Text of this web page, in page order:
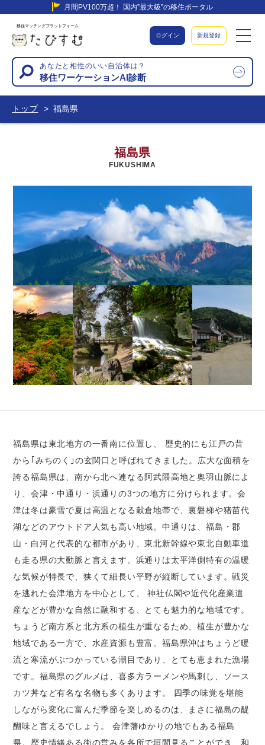
月間PV100万超！ 国内”最大級”の移住ポータル
移住マッチングプラットフォーム
ログイン 新規登録
あなたと相性のいい自治体は？
移住ワーケーションAI診断
トップ 福島県
福島県
FUKUSHIMA
福島県は東北地方の一番南に位置し、 歴史的にも江戸の昔
から｢みちのく｣の玄関口と呼ばれてきました。広大な面積を
誇る福島県は、南から北へ連なる阿武隈高地と奥羽山脈によ
り、会津・中通り・浜通りの3つの地方に分けられます。会
津は冬は豪雪で夏は高温となる穀倉地帯で、裏磐梯や猪苗代
湖などのアウトドア人気も高い地域。中通りは、福島・郡
山・白河と代表的な都市があり、東北新幹線や東北自動車道
も走る県の大動脈と言えます。浜通りは太平洋側特有の温暖
な気候が特長で、狭くて細長い平野が縦断しています。戦災
を逃れた会津地方を中心として、 神社仏閣や近代化産業遺
産などが豊かな自然に融和する、とても魅力的な地域です。
ちょうど南方系と北方系の植生が重なるため、植生が豊かな
地域である一方で、水産資源も豊富。福島県沖はちょうど暖
流と寒流がぶつかっている潮目であり、とても恵まれた漁場
です。福島県のグルメは、喜多方ラーメンや馬刺し、ソース
カツ丼など有名な名物も多くあります。 四季の味覚を堪能
しながら変化に富んだ季節を楽しめるのは、まさに福島の醍
醐味と言えるでしょう。 会津藩ゆかりの地でもある福島
県。歴史情緒ある街の営みを各所で垣間見ることができ、和